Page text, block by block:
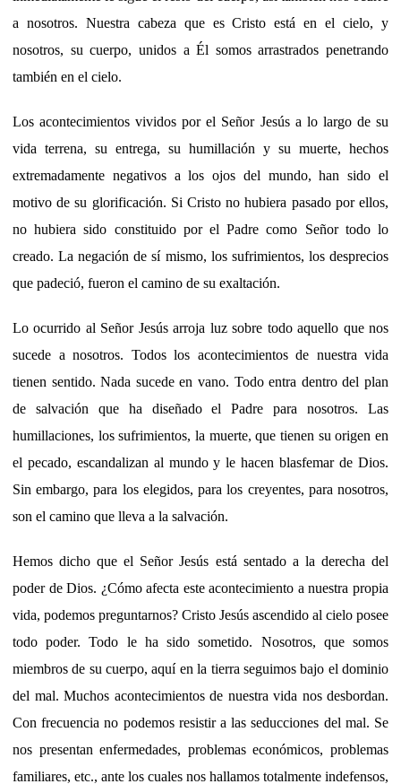
a nosotros. Nuestra cabeza que es Cristo está en el cielo, y
nosotros, su cuerpo, unidos a Él somos arrastrados penetrando
también en el cielo.
Los acontecimientos vividos por el Señor Jesús a lo largo de su
vida terrena, su entrega, su humillación y su muerte, hechos
extremadamente negativos a los ojos del mundo, han sido el
motivo de su glorificación. Si Cristo no hubiera pasado por ellos,
no hubiera sido constituido por el Padre como Señor todo lo
creado. La negación de sí mismo, los sufrimientos, los desprecios
que padeció, fueron el camino de su exaltación.
Lo ocurrido al Señor Jesús arroja luz sobre todo aquello que nos
sucede a nosotros. Todos los acontecimientos de nuestra vida
tienen sentido. Nada sucede en vano. Todo entra dentro del plan
de salvación que ha diseñado el Padre para nosotros. Las
humillaciones, los sufrimientos, la muerte, que tienen su origen en
el pecado, escandalizan al mundo y le hacen blasfemar de Dios.
Sin embargo, para los elegidos, para los creyentes, para nosotros,
son el camino que lleva a la salvación.
Hemos dicho que el Señor Jesús está sentado a la derecha del
poder de Dios. ¿Cómo afecta este acontecimiento a nuestra propia
vida, podemos preguntarnos? Cristo Jesús ascendido al cielo posee
todo poder. Todo le ha sido sometido. Nosotros, que somos
miembros de su cuerpo, aquí en la tierra seguimos bajo el dominio
del mal. Muchos acontecimientos de nuestra vida nos desbordan.
Con frecuencia no podemos resistir a las seducciones del mal. Se
nos presentan enfermedades, problemas económicos, problemas
familiares, etc., ante los cuales nos hallamos totalmente indefensos,